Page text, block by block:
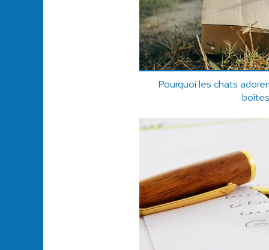
Pourquoi les chats